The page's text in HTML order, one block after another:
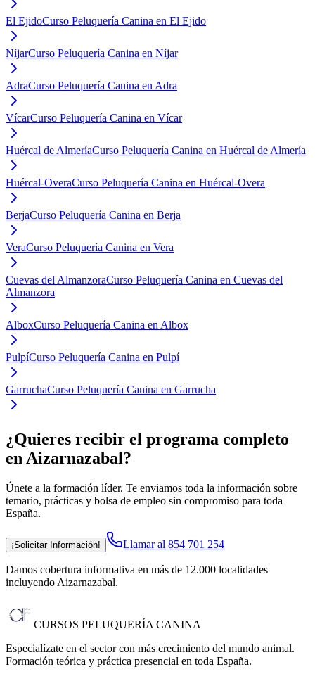
El EjidoCurso Peluquería Canina en El Ejido
NíjarCurso Peluquería Canina en Níjar
AdraCurso Peluquería Canina en Adra
VícarCurso Peluquería Canina en Vícar
Huércal de AlmeríaCurso Peluquería Canina en Huércal de Almería
Huércal-OveraCurso Peluquería Canina en Huércal-Overa
BerjaCurso Peluquería Canina en Berja
VeraCurso Peluquería Canina en Vera
Cuevas del AlmanzoraCurso Peluquería Canina en Cuevas del
Almanzora
AlboxCurso Peluquería Canina en Albox
PulpíCurso Peluquería Canina en Pulpí
GarruchaCurso Peluquería Canina en Garrucha
¿Quieres recibir el programa completo
en Aizarnazabal?
Únete a la formación líder. Te enviamos toda la información sobre
temario, prácticas y bolsa de empleo sin compromiso para toda
España.
¡Solicitar Información! Llamar al 854 701 254
Damos cobertura informativa en más de 12.000 localidades
incluyendo Aizarnazabal.
CURSOS PELUQUERÍA CANINA
Especialízate en el sector con más crecimiento del mundo animal.
Formación teórica y práctica presencial en toda España.